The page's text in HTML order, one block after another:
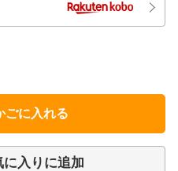
ごに入れる
入りに追加